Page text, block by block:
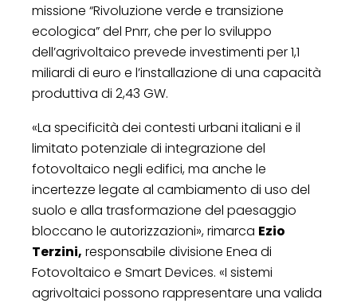
missione “Rivoluzione verde e transizione
ecologica” del Pnrr, che per lo sviluppo
dell’agrivoltaico prevede investimenti per 1,1
miliardi di euro e l’installazione di una capacità
produttiva di 2,43 GW.
«La specificità dei contesti urbani italiani e il
limitato potenziale di integrazione del
fotovoltaico negli edifici, ma anche le
incertezze legate al cambiamento di uso del
suolo e alla trasformazione del paesaggio
bloccano le autorizzazioni», rimarca Ezio
Terzini, responsabile divisione Enea di
Fotovoltaico e Smart Devices. «I sistemi
agrivoltaici possono rappresentare una valida